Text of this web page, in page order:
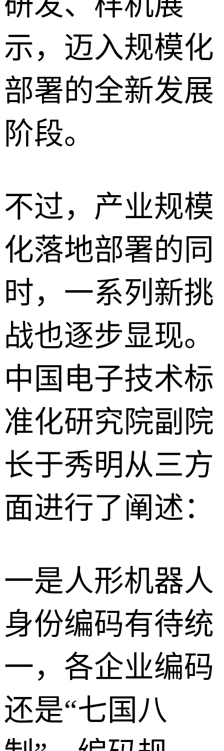
示，迈入规模化
部署的全新发展
阶段。
不过，产业规模
化落地部署的同
时，一系列新挑
战也逐步显现。
中国电子技术标
准化研究院副院
长于秀明从三方
面进行了阐述：
一是人形机器人
身份编码有待统
一，各企业编码
还是“七国八